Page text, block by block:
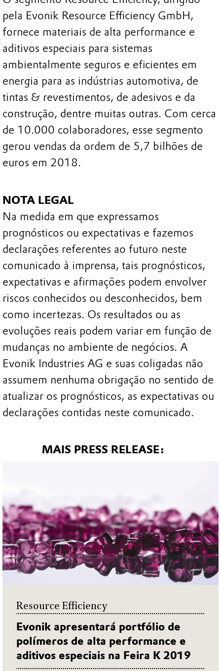
pela Evonik Resource Efficiency GmbH,
fornece materiais de alta performance e
aditivos especiais para sistemas
ambientalmente seguros e eficientes em
energia para as indústrias automotiva, de
tintas & revestimentos, de adesivos e da
construção, dentre muitas outras. Com cerca
de 10.000 colaboradores, esse segmento
gerou vendas da ordem de 5,7 bilhões de
euros em 2018.
NOTA LEGAL
Na medida em que expressamos
prognósticos ou expectativas e fazemos
declarações referentes ao futuro neste
comunicado à imprensa, tais prognósticos,
expectativas e afirmações podem envolver
riscos conhecidos ou desconhecidos, bem
como incertezas. Os resultados ou as
evoluções reais podem variar em função de
mudanças no ambiente de negócios. A
Evonik Industries AG e suas coligadas não
assumem nenhuma obrigação no sentido de
atualizar os prognósticos, as expectativas ou
declarações contidas neste comunicado.
MAIS PRESS RELEASE:
Resource Efficiency
Evonik apresentará portfólio de
polímeros de alta performance e
aditivos especiais na Feira K 2019